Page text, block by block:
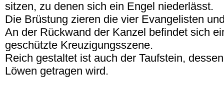
sitzen, zu denen sich ein Engel niederlässt.
Die Brüstung zieren die vier Evangelisten
An der Rückwand der Kanzel befindet sich
geschützte Kreuzigungsszene.
Reich gestaltet ist auch der Taufstein,
Löwen getragen wird.